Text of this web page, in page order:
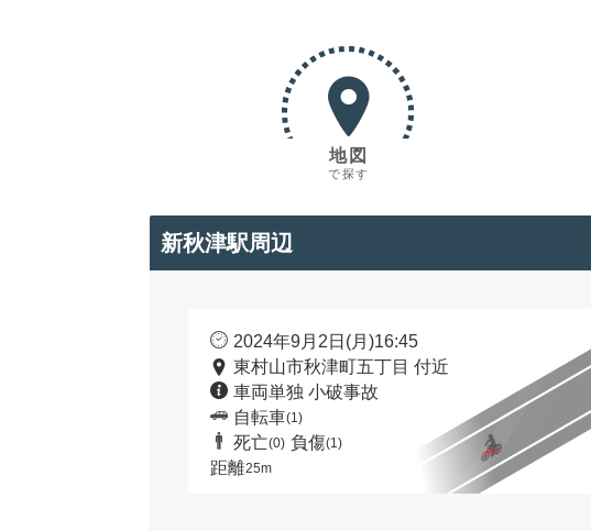
地図
で探す
新秋津駅周辺
2024年9月2日(月)16:45
東村山市秋津町五丁目 付近
車両単独 小破事故
自転車(1)
死亡(0) 負傷(1)
距離25m